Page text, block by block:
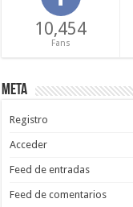
10,454
Fans
Meta
Registro
Acceder
Feed de entradas
Feed de comentarios